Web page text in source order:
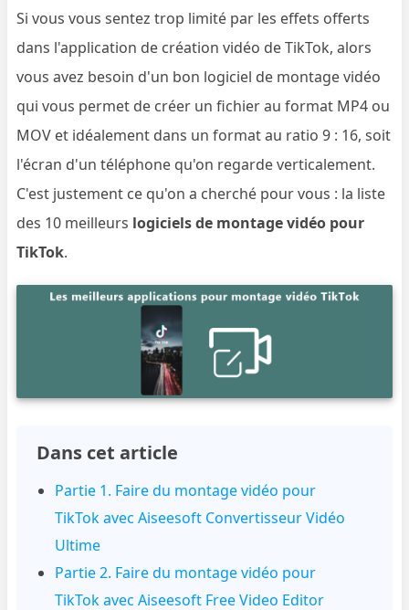
Si vous vous sentez trop limité par les effets offerts
dans l'application de création vidéo de TikTok, alors
vous avez besoin d'un bon logiciel de montage vidéo
qui vous permet de créer un fichier au format MP4 ou
MOV et idéalement dans un format au ratio 9 : 16, soit
l'écran d'un téléphone qu'on regarde verticalement.
C'est justement ce qu'on a cherché pour vous : la liste
des 10 meilleurs logiciels de montage vidéo pour
TikTok.
Dans cet article
Partie 1. Faire du montage vidéo pour
TikTok avec Aiseesoft Convertisseur Vidéo
Ultime
Partie 2. Faire du montage vidéo pour
TikTok avec Aiseesoft Free Video Editor